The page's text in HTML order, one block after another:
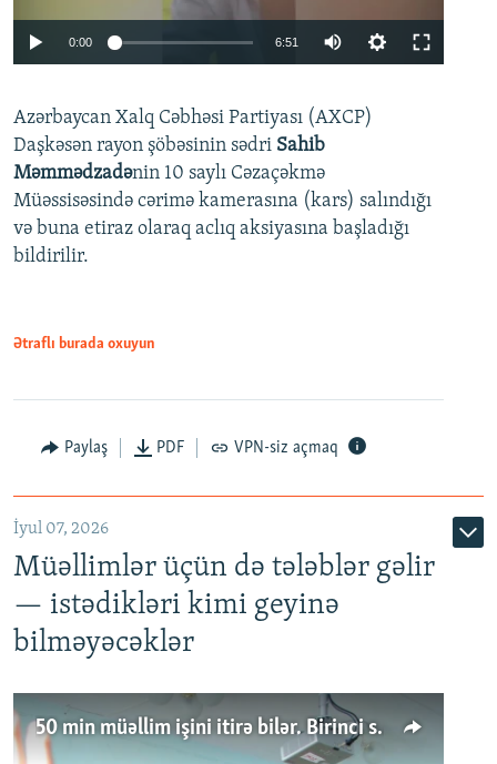
Auto 240p 360p
720p 1080p
0:00 6:51
360p
720p
1080p
Azərbaycan Xalq Cəbhəsi Partiyası (AXCP)
Daşkəsən rayon şöbəsinin sədri Sahib
Məmmədzadənin 10 saylı Cəzaçəkmə
Müəssisəsində cərimə kamerasına (kars) salındığı
və buna etiraz olaraq aclıq aksiyasına başladığı
bildirilir.
Ətraflı burada oxuyun
Paylaş PDF VPN-siz açmaq
İyul 07, 2026
Müəllimlər üçün də tələblər gəlir
— istədikləri kimi geyinə
bilməyəcəklər
50 min müəllim işini itirə bilər. Birinci sinfə gedənlər azalır